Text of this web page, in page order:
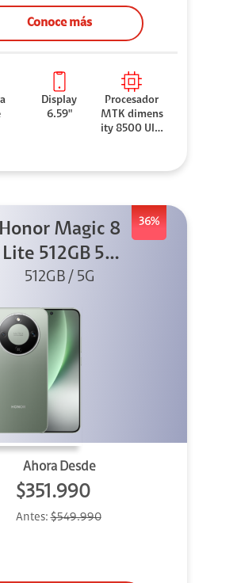
Conoce más
Display
6.59"
Procesador
MTK dimens
ity 8500 Ultr
36%
Honor Magic 8
Lite 512GB 5G
Verde
512GB / 5G
Ahora Desde
$351.990
Antes:$549.990